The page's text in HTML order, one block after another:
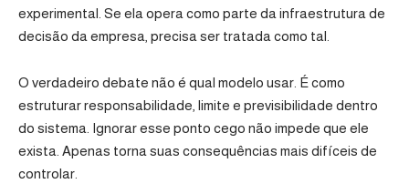
experimental. Se ela opera como parte da infraestrutura de
decisão da empresa, precisa ser tratada como tal.
O verdadeiro debate não é qual modelo usar. É como
estruturar responsabilidade, limite e previsibilidade dentro
do sistema. Ignorar esse ponto cego não impede que ele
exista. Apenas torna suas consequências mais difíceis de
controlar.